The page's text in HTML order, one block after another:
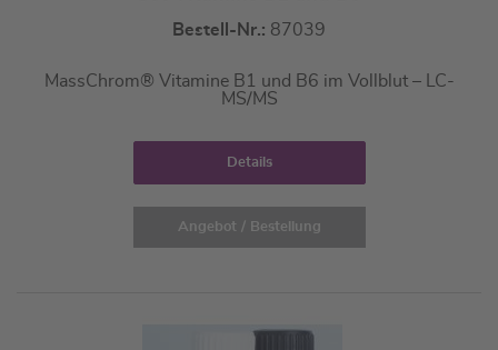
Bestell-Nr.: 87039
MassChrom® Vitamine B1 und B6 im Vollblut – LC-
MS/MS
Details
Angebot / Bestellung